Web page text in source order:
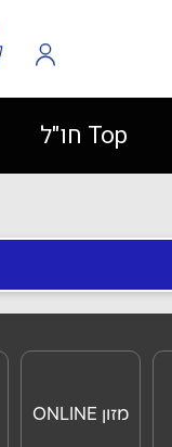
Top חו"ל
מזון ONLINE